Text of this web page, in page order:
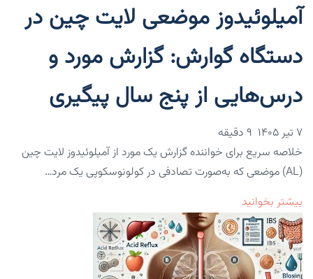
آمیلوئیدوز موضعی لایت چین در
دستگاه گوارش: گزارش مورد و
درس‌هایی از پنج سال پیگیری
۷ تیر ۱۴۰۵
خلاصه سریع برای خواننده گزارش یک مورد از آمیلوئیدوز لایت چین
(AL) موضعی که به‌صورت تصادفی در کولونوسکوپی یک مرد…
بیشتر بخوانید